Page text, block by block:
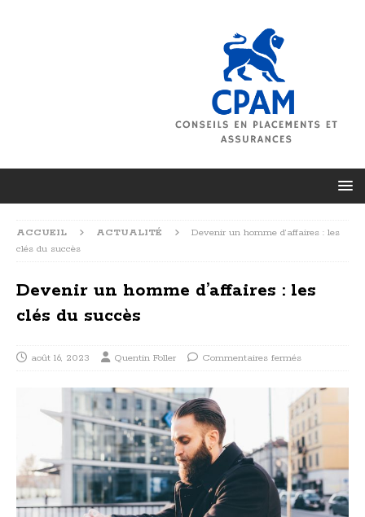
ACCUEIL ACTUALITÉ
Devenir un homme d’affaires : les
clés du succès
Devenir un homme d’affaires : les
clés du succès
août 16, 2023 Quentin Foller Commentaires fermés